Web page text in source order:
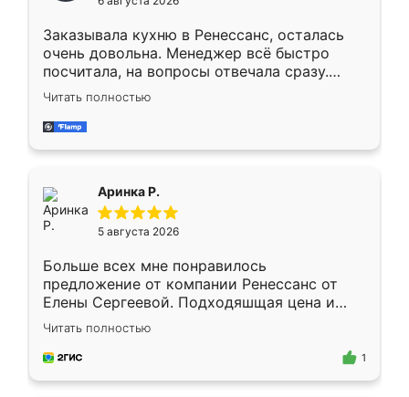
мебели буду заказывать только здесь.
Заказывала кухню в Ренессанс, осталась
очень довольна. Менеджер всё быстро
посчитала, на вопросы отвечала сразу.
Замерщик приехал в субботу, подошёл к
делу со всей ответственностью. Собрали
за день, ребята работали аккуратно, даже
Читать полностью
Аринка Р.
5 августа 2026
Больше всех мне понравилось
предложение от компании Ренессанс от
Елены Сергеевой. Подходяшщая цена и
короткие сроки изготовления. Приехавший
для замера сотрудник Владислав
предложил по моему эскизу самый
Читать полностью
1